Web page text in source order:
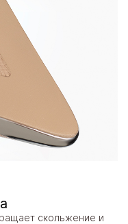
скольжение и